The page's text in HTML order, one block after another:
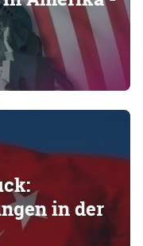
in der